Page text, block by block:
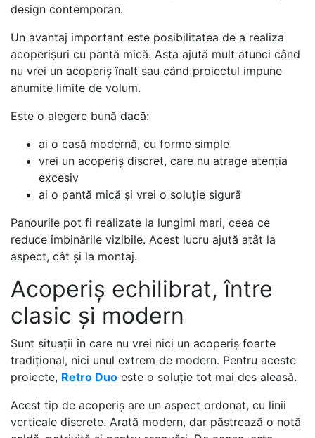
design contemporan.
Un avantaj important este posibilitatea de a realiza
acoperișuri cu pantă mică. Asta ajută mult atunci când
nu vrei un acoperiș înalt sau când proiectul impune
anumite limite de volum.
Este o alegere bună dacă:
ai o casă modernă, cu forme simple
vrei un acoperiș discret, care nu atrage atenția
excesiv
ai o pantă mică și vrei o soluție sigură
Panourile pot fi realizate la lungimi mari, ceea ce
reduce îmbinările vizibile. Acest lucru ajută atât la
aspect, cât și la montaj.
Acoperiș echilibrat, între
clasic și modern
Sunt situații în care nu vrei nici un acoperiș foarte
tradițional, nici unul extrem de modern. Pentru aceste
proiecte, Retro Duo este o soluție tot mai des aleasă.
Acest tip de acoperiș are un aspect ordonat, cu linii
verticale discrete. Arată modern, dar păstrează o notă